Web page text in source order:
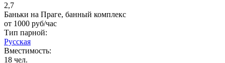
2,7
Баньки на Праге, банный комплекс
от 1000 руб/час
Тип парной:
Русская
Вместимость:
18 чел.